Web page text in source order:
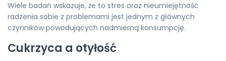
Wiele badań wskazuje, że to stres oraz nieumiejętność
radzenia sobie z problemami jest jednym z głównych
czynników powodujących nadmierną konsumpcję.
Cukrzyca a otyłość